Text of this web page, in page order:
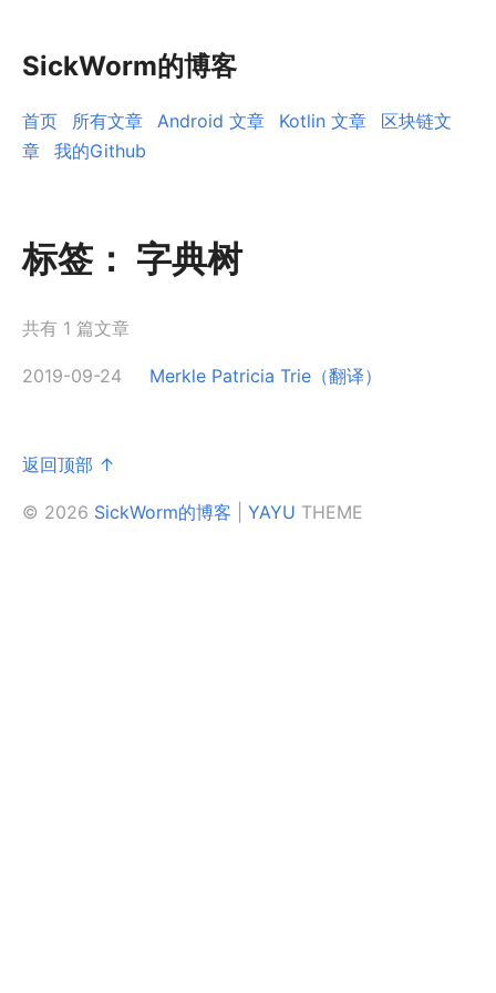
SickWorm的博客
首页 所有文章 Android 文章 Kotlin 文章
区块链文
章
我的Github
标签： 字典树
共有 1 篇文章
2019-09-24 Merkle Patricia Trie（翻译）
返回顶部 ↑
© 2026 SickWorm的博客 YAYU THEME